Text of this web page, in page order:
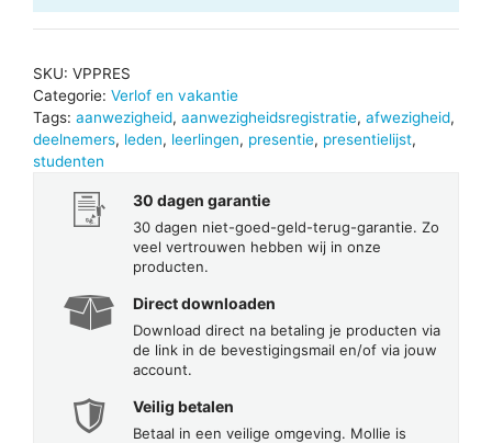
SKU: VPPRES
Categorie: Verlof en vakantie
Tags: aanwezigheid, aanwezigheidsregistratie, afwezigheid,
deelnemers, leden, leerlingen, presentie, presentielijst,
studenten
30 dagen garantie
30 dagen niet-goed-geld-terug-garantie. Zo
veel vertrouwen hebben wij in onze
producten.
Direct downloaden
Download direct na betaling je producten via
de link in de bevestigingsmail en/of via jouw
account.
Veilig betalen
Betaal in een veilige omgeving. Mollie is